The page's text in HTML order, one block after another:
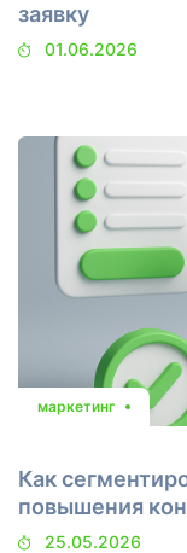
заявку
01.06.2026
маркетинг
Как
повышения
25.05.2026